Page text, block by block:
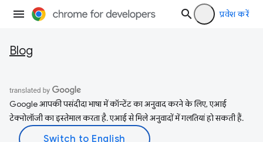
प्रवेश करें
Blog
Google आपकी पसंदीदा भाषा में कॉन्टेंट का अनुवाद करने के लिए, एआई
टेक्नोलॉजी का इस्तेमाल करता है. एआई से मिले अनुवादों में गलतियां हो सकती हैं.